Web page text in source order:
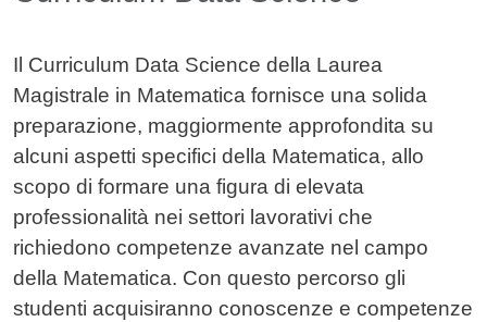
Il Curriculum Data Science della Laurea
Magistrale in Matematica fornisce una solida
preparazione, maggiormente approfondita su
alcuni aspetti specifici della Matematica, allo
scopo di formare una figura di elevata
professionalità nei settori lavorativi che
richiedono competenze avanzate nel campo
della Matematica. Con questo percorso gli
studenti acquisiranno conoscenze e competenze